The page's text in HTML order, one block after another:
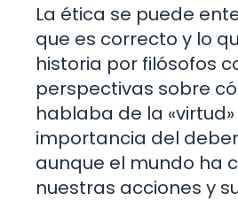
La ética se puede
que es correcto y lo
historia por filósofos
perspectivas sobre
hablaba de la
importancia del
aunque el mundo ha
nuestras acciones y